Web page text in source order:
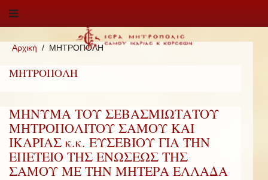
Αρχική ΜΗΤΡΟΠΟΛΗ
ΜΗΤΡΟΠΟΛΗ
ΜΗΝΥΜΑ ΤΟΥ ΣΕΒΑΣΜΙΩΤΑΤΟΥ
ΜΗΤΡΟΠΟΛΙΤΟΥ ΣΑΜΟΥ ΚΑΙ
ΙΚΑΡΙΑΣ κ.κ. ΕΥΣΕΒΙΟΥ ΓΙΑ ΤΗΝ
ΕΠΕΤΕΙΟ ΤΗΣ ΕΝΩΣΕΩΣ ΤΗΣ
ΣΑΜΟΥ ΜΕ ΤΗΝ ΜΗΤΕΡΑ ΕΛΛΑΔΑ